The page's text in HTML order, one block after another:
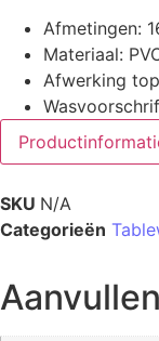
Afmetingen:
Materiaal:
Afwerking
SKU N/A
Categorieën